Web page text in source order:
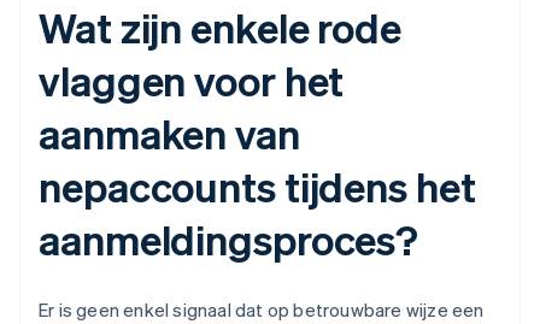
Wat zijn enkele rode
vlaggen voor het
aanmaken van
nepaccounts tijdens het
aanmeldingsproces?
Er is geen enkel signaal dat op betrouwbare wijze een